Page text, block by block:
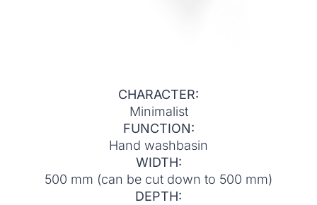
CHARACTER:
Minimalist
FUNCTION:
Hand washbasin
WIDTH:
500 mm (can be cut down to 500 mm)
DEPTH: